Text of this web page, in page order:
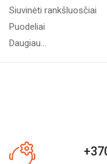
Siuvinėti rankšluosčiai
Puodeliai
Daugiau...